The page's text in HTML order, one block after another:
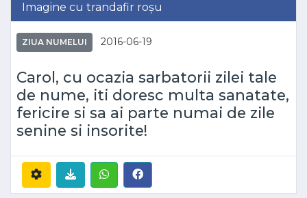
Imagine cu trandafir roșu
ZIUA NUMELUI 2016-06-19
Carol, cu ocazia sarbatorii zilei tale
de nume, iti doresc multa sanatate,
fericire si sa ai parte numai de zile
senine si insorite!